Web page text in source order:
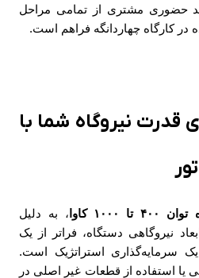
حضوری مشتری از تمامی مراحل
کارگاه چهاردانگه فراهم است.
قدرت نیروگاه شما با
کاوا
، به دلیل
نیروگاهی دستگاه، فراتر از یک
سرمایه‌گذاری استراتژیک است.
یا استفاده از قطعات غیر اصلی در